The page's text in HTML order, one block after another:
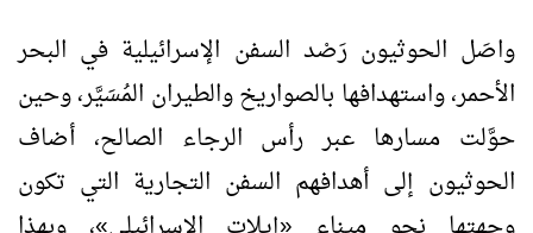
واصَل الحوثيون رَصْد السفن الإسرائيلية في البحر
الأحمر، واستهدافها بالصواريخ والطيران المُسَيَّر، وحين
حوَّلت مسارها عبر رأس الرجاء الصالح، أضاف
الحوثيون إلى أهدافهم السفن التجارية التي تكون